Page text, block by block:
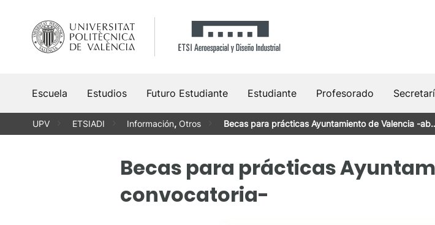
contenido
Escuela Estudios Futuro Estudiante Estudiante Profesorado
UPV ETSIADI Información,Otros Becas para prácticas Ayuntamiento de Valencia -
Becas para prácticas
convocatoria-